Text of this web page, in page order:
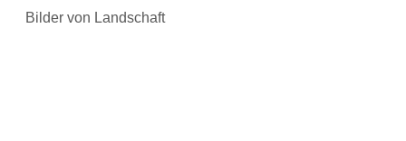
Bilder von Landschaft